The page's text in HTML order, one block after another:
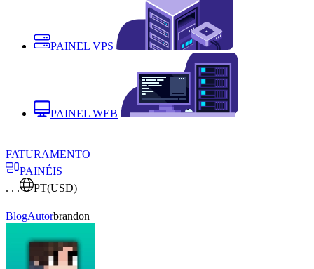
PAINEL VPS
PAINEL WEB
FATURAMENTO
PAINÉIS
. . .
PT(USD)
BlogAutorbrandon